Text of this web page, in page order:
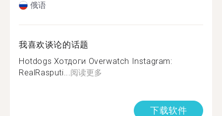
俄语
我喜欢谈论的话题
Hotdogs Хотдоги Overwatch Instagram:
RealRasputi...阅读更多
下载软件